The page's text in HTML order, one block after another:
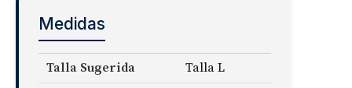
Medidas
Talla Sugerida
Talla L